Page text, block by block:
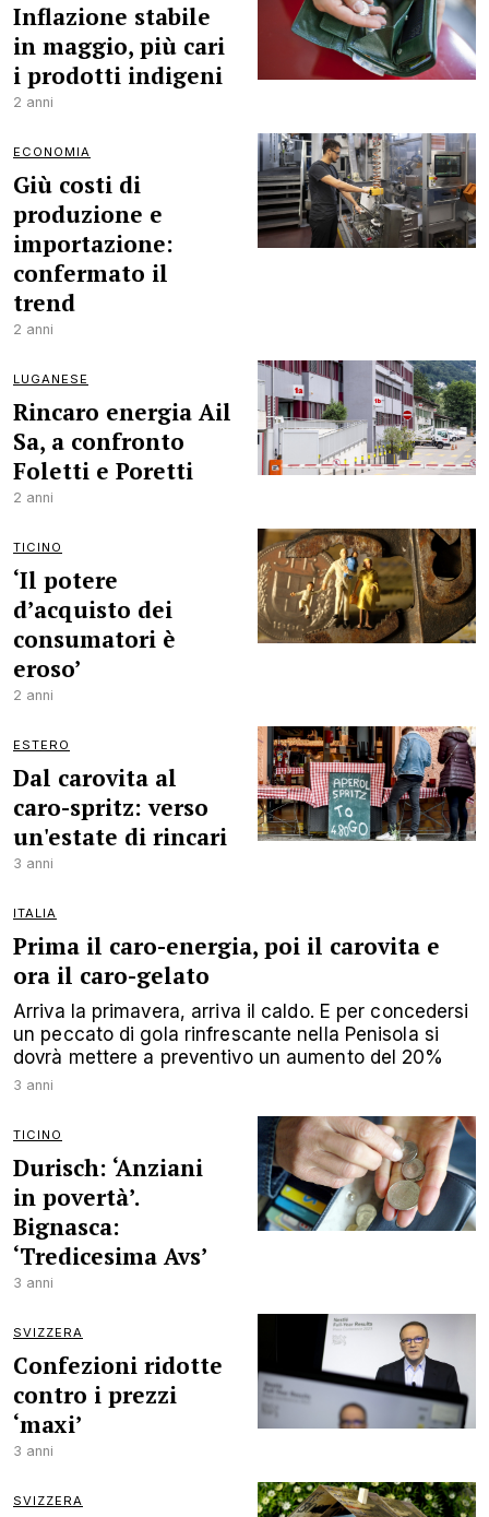
Inflazione stabile
in maggio, più cari
i prodotti indigeni
2 anni
ECONOMIA
Giù costi di
produzione e
importazione:
confermato il
trend
2 anni
LUGANESE
Rincaro energia Ail
Sa, a confronto
Foletti e Poretti
2 anni
TICINO
‘Il potere
d’acquisto dei
consumatori è
eroso’
2 anni
ESTERO
Dal carovita al
caro-spritz: verso
un'estate di rincari
3 anni
ITALIA
Prima il caro-energia, poi il carovita e
ora il caro-gelato
Arriva la primavera, arriva il caldo. E per concedersi
un peccato di gola rinfrescante nella Penisola si
dovrà mettere a preventivo un aumento del 20%
3 anni
TICINO
Durisch: ‘Anziani
in povertà’.
Bignasca:
‘Tredicesima Avs’
3 anni
SVIZZERA
Confezioni ridotte
contro i prezzi
‘maxi’
3 anni
SVIZZERA